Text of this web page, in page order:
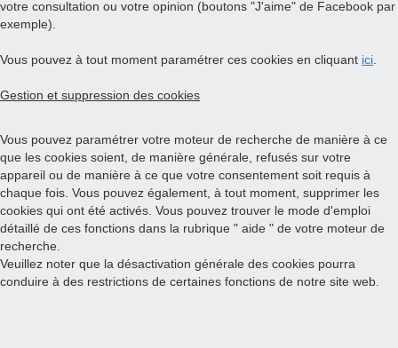
votre consultation ou votre opinion (boutons "J'aime" de Facebook par
exemple).
Vous pouvez à tout moment paramétrer ces cookies en cliquant ici
Gestion et suppression des cookies
Vous pouvez paramétrer votre moteur de recherche de manière à ce
que les cookies soient, de manière générale, refusés sur votre
appareil ou de manière à ce que votre consentement soit requis à
chaque fois. Vous pouvez également, à tout moment, supprimer les
cookies qui ont été activés. Vous pouvez trouver le mode d'emploi
détaillé de ces fonctions dans la rubrique " aide " de votre moteur de
recherche.
Veuillez noter que la désactivation générale des cookies pourra
conduire à des restrictions de certaines fonctions de notre site web.